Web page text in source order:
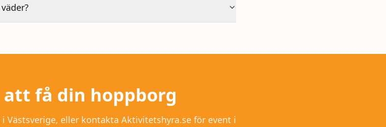
att få din hoppborg
Västsverige, eller kontakta Aktivitetshyra.se för event i